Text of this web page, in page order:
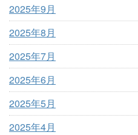
2025年9月
2025年8月
2025年7月
2025年6月
2025年5月
2025年4月